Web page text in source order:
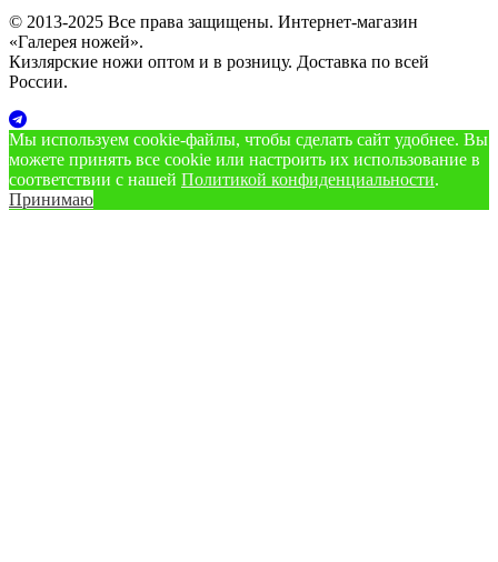
© 2013-2025 Все права защищены. Интернет-магазин
«Галерея ножей».
Кизлярские ножи оптом и в розницу. Доставка по всей
России.
Мы используем cookie‑файлы, чтобы сделать сайт удобнее. Вы
можете принять все cookie или настроить их использование в
соответствии с нашей Политикой конфиденциальности.
Принимаю